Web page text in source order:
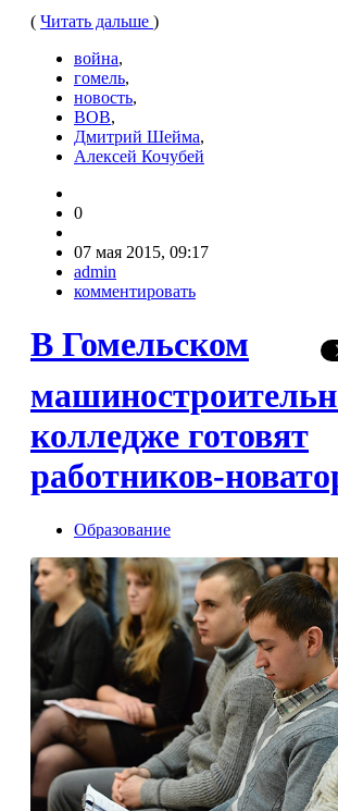
( Читать дальше )
война,
гомель,
новость,
ВОВ,
Дмитрий Шейма,
Алексей Кочубей
0
07 мая 2015, 09:17
admin
комментировать
В Гомельском
колледже готовят
работников-
Образование